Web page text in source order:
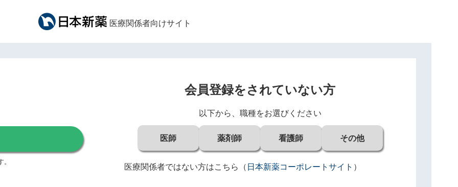
医療関係者向けサイト
会員登録をされていない方
以下から、職種をお選びください
医師 薬剤師 看護師 その他
医療関係者ではない方はこちら （ 日本新薬コーポレートサイト ）